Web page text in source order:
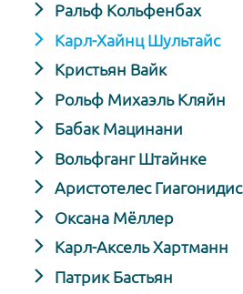
Ральф Кольфенбах
Карл-Хайнц Шультайс
Кристьян Вайк
Рольф Михаэль Кляйн
Бабак Мацинани
Вольфганг Штайнке
Аристотелес Гиагонидис
Оксана Мёллер
Карл-Аксель Хартманн
Патрик Бастьян